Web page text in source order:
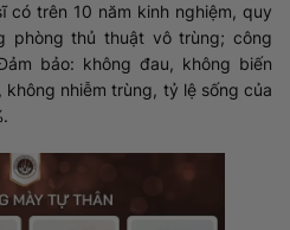
trên 10 năm kinh nghiệm, quy
phòng thủ thuật vô trùng; công
bảo: không đau, không biến
nhiễm trùng, tỷ lệ sống của